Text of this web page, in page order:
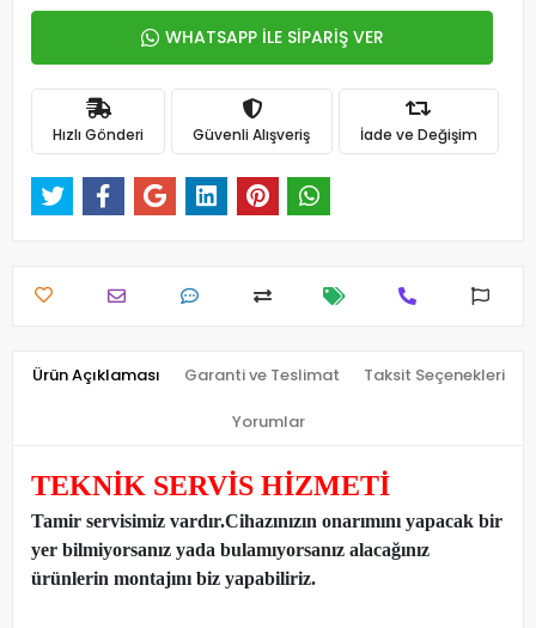
WHATSAPP İLE SİPARİŞ VER
Hızlı Gönderi Güvenli Alışveriş İade ve Değişim
Ürün Açıklaması Garanti ve Teslimat Taksit Seçenekleri
Yorumlar
TEKNİK SERVİS HİZMETİ
Tamir servisimiz vardır.Cihazınızın onarımını yapacak bir
yer bilmiyorsanız yada bulamıyorsanız alacağınız
ürünlerin montajını biz yapabiliriz.